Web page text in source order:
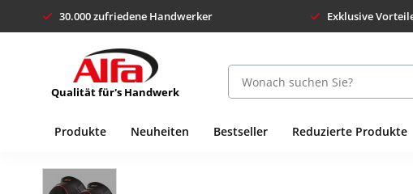
30.000 zufriedene Handwerker Exklusive
Qualität für's Handwerk
Produkte Neuheiten Bestseller Reduzierte Produkte